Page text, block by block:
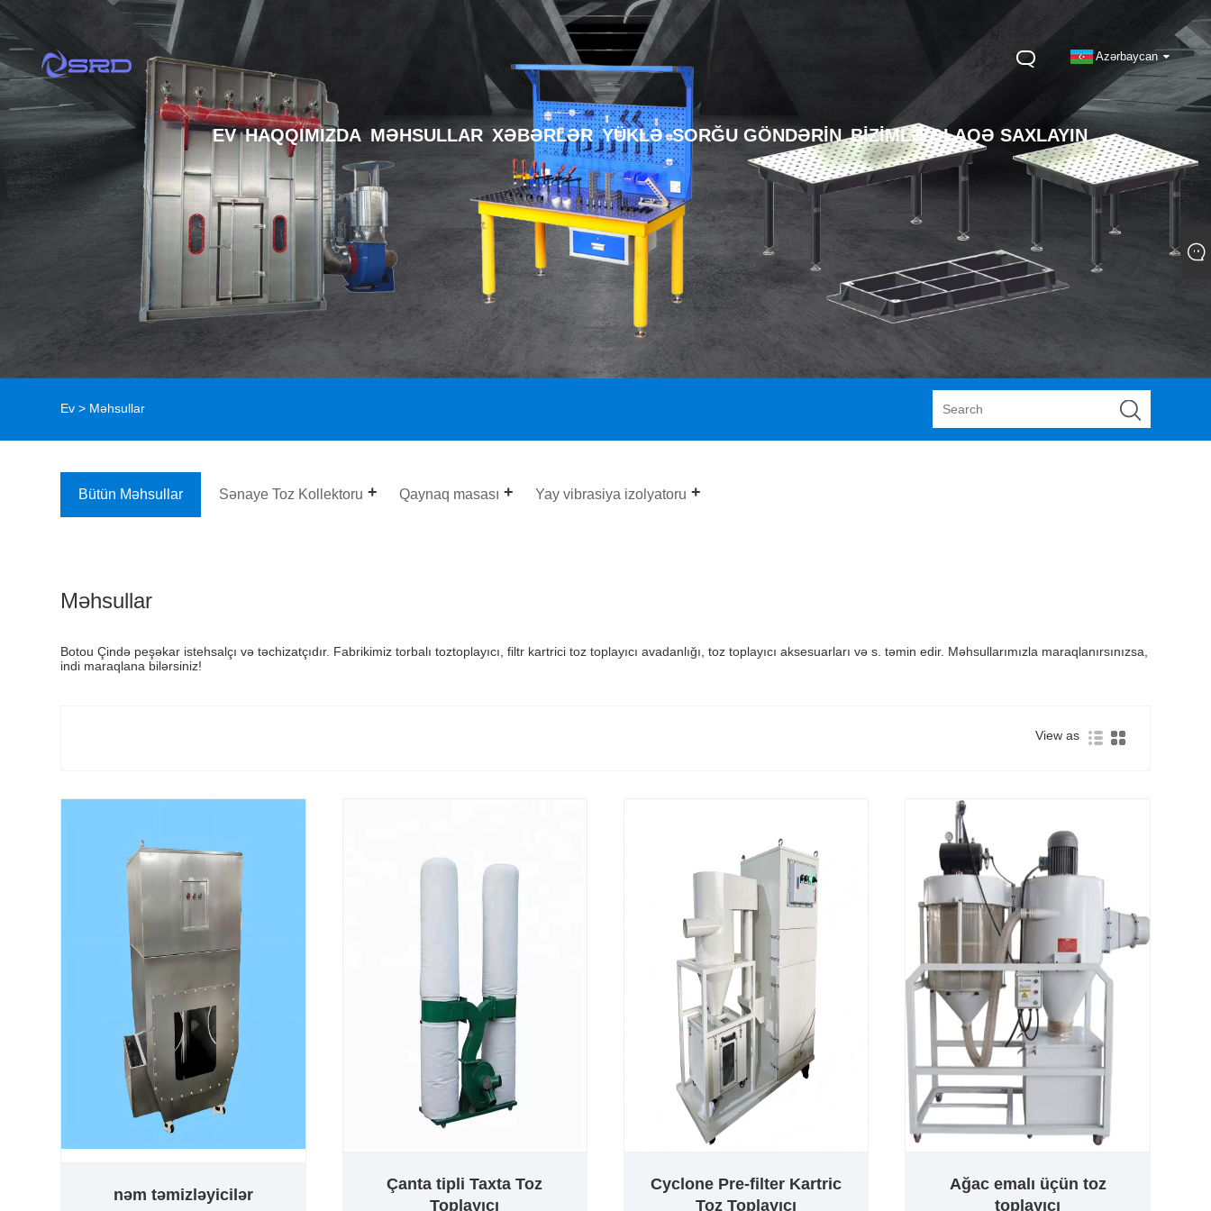
Azərbaycan
EV HAQQIMIZDA MƏHSULLAR XƏBƏRLƏR YÜKLƏ SORĞU GÖNDƏRIN BIZIMLƏ ƏLAQƏ SAXLAYIN
Ev > Məhsullar
Bütün Məhsullar Sənaye Toz Kollektoru Qaynaq masası Yay vibrasiya izolyatoru
Məhsullar
Botou Çində peşəkar istehsalçı və təchizatçıdır. Fabrikimiz torbalı toztoplayıcı, filtr kartrici toz toplayıcı avadanlığı, toz toplayıcı aksesuarları və s. təmin edir. Məhsullarımızla maraqlanırsınızsa,
indi maraqlana bilərsiniz!
View as
nəm təmizləyicilər
Çanta tipli Taxta Toz
Toplayıcı
Cyclone Pre-filter Kartric
Toz Toplayıcı
Ağac emalı üçün toz
toplayıcı